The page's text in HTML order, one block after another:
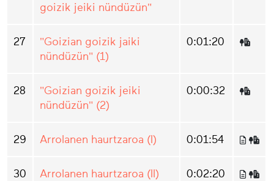
goizik jeiki nündüzün"
27
"Goizian goizik jaiki
nündüzün" (1)
0:01:20
28
"Goizian goizik jeiki
nündüzün" (2)
0:00:32
29 Arrolanen haurtzaroa (I) 0:01:54
30 Arrolanen haurtzaroa (II) 0:02:20